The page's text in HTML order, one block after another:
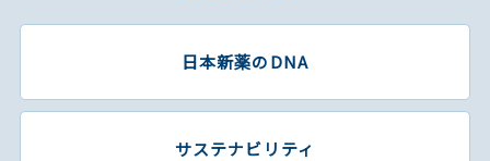
日本新薬のDNA
サステナビリティ